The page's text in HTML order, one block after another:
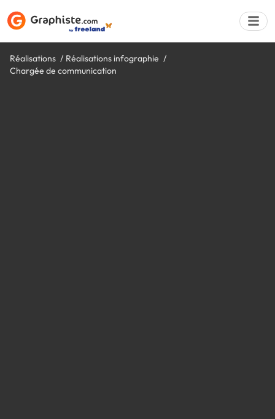
Réalisations
Réalisations infographie
Chargée de communication